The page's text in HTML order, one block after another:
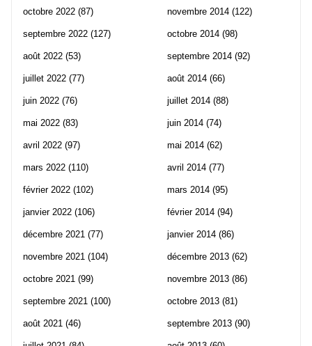
octobre 2022 (87)
septembre 2022 (127)
août 2022 (53)
juillet 2022 (77)
juin 2022 (76)
mai 2022 (83)
avril 2022 (97)
mars 2022 (110)
février 2022 (102)
janvier 2022 (106)
décembre 2021 (77)
novembre 2021 (104)
octobre 2021 (99)
septembre 2021 (100)
août 2021 (46)
novembre 2014 (122)
octobre 2014 (98)
septembre 2014 (92)
août 2014 (66)
juillet 2014 (88)
juin 2014 (74)
mai 2014 (62)
avril 2014 (77)
mars 2014 (95)
février 2014 (94)
janvier 2014 (86)
décembre 2013 (62)
novembre 2013 (86)
octobre 2013 (81)
septembre 2013 (90)